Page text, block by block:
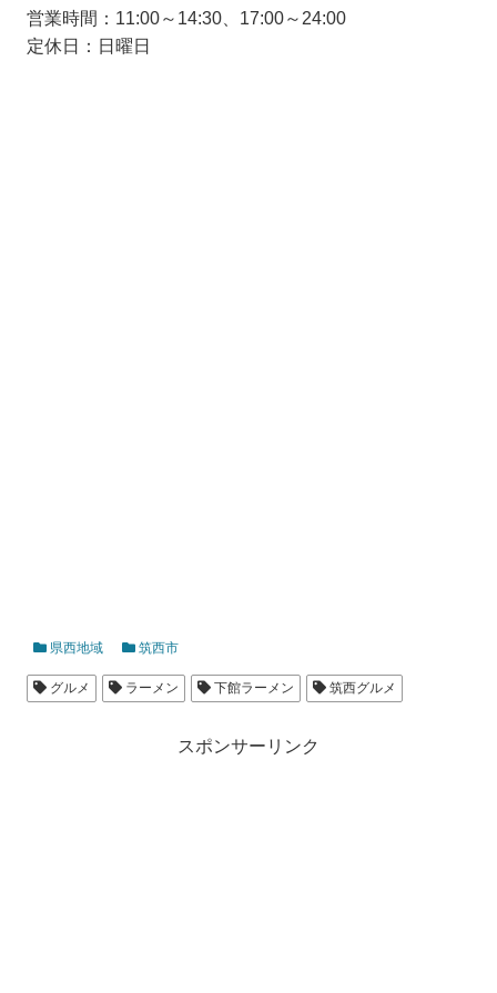
営業時間：11:00～14:30、17:00～24:00
定休日：日曜日
県西地域 筑西市
グルメ ラーメン 下館ラーメン 筑西グルメ
スポンサーリンク